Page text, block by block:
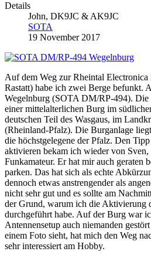
Details
John, DK9JC & AK9JC
SOTA
19 November 2017
Auf dem Weg zur Rheintal Electronica
Rastatt) habe ich zwei Berge befunkt.
Wegelnburg (SOTA DM/RP-494). Die
einer mittelalterlichen Burg im
deutschen Teil des Wasgaus, im
(Rheinland-Pfalz). Die Burganlage
die höchstgelegene der Pfalz. Den
aktivieren bekam ich wieder von
Funkamateur. Er hat mir auch geraten
parken. Das hat sich als echte
dennoch etwas anstrengender als
nicht sehr gut und es sollte am
der Grund, warum ich die Aktivierung
durchgeführt habe. Auf der Burg war
Antennensetup auch niemanden
einem Foto sieht, hat mich den Weg
sehr interessiert am Hobby.